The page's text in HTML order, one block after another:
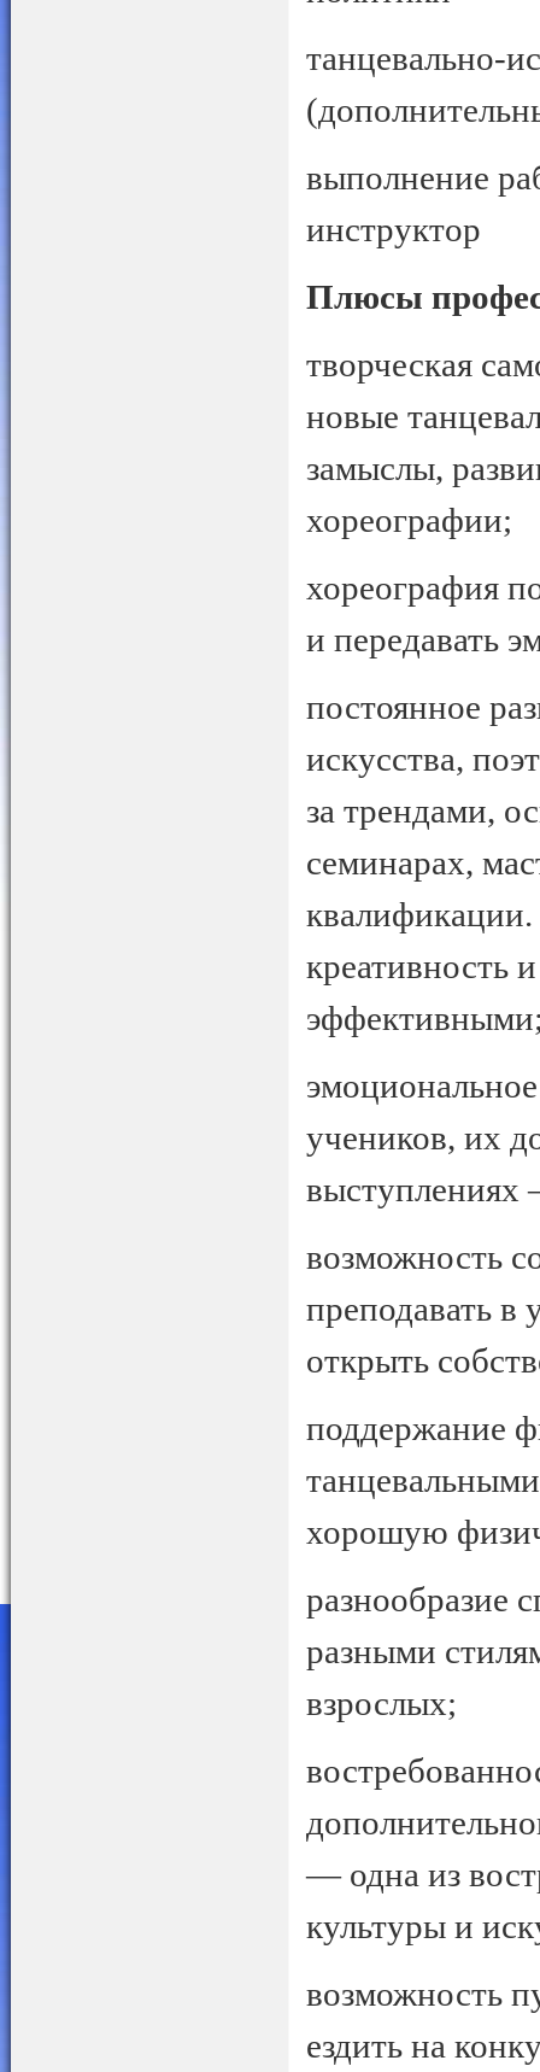
танцевально-
выполнение
инструктор
Плюсы
творческая
новые
замыслы,
хореографии;
хореография
и передавать
постоянное
искусства,
за трендами,
семинарах,
квалификации.
креативность
учеников, их
выступлениях
возможность
преподавать в
открыть
поддержание
хорошую
разнообразие
разными
взрослых;
— одна из
культуры и
возможность
ездить на